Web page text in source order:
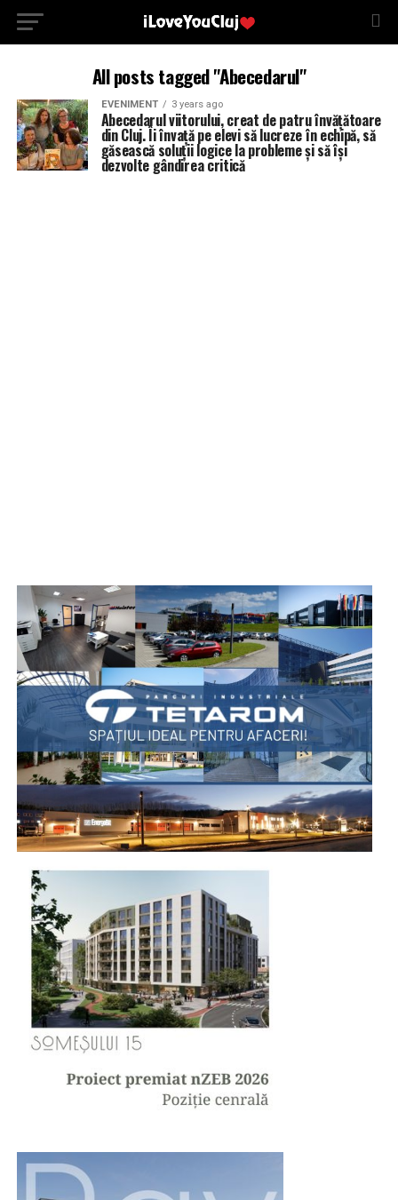
All posts tagged "Abecedarul"
EVENIMENT 3 years ago
Abecedarul viitorului, creat de patru învățătoare
din Cluj. Îi învață pe elevi să lucreze în echipă, să
găsească soluții logice la probleme și să își
dezvolte gândirea critică